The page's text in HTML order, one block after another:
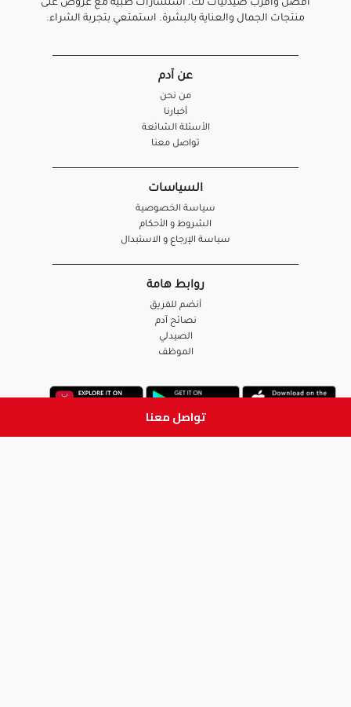
تواصل معنا
أفضل واقرب صيدليات لك. استشارات طبية مع عروض على
منتجات الجمال والعناية بالبشرة. استمتعي بتجربة الشراء.
عن آدم
من نحن
أخبارنا
الأسئلة الشائعة
تواصل معنا
السياسات
سياسة الخصوصية
الشروط و الأحكام
سياسة الإرجاع و الاستبدال
روابط هامة
أنضم للفريق
نصائح آدم
الصيدلي
الموظف